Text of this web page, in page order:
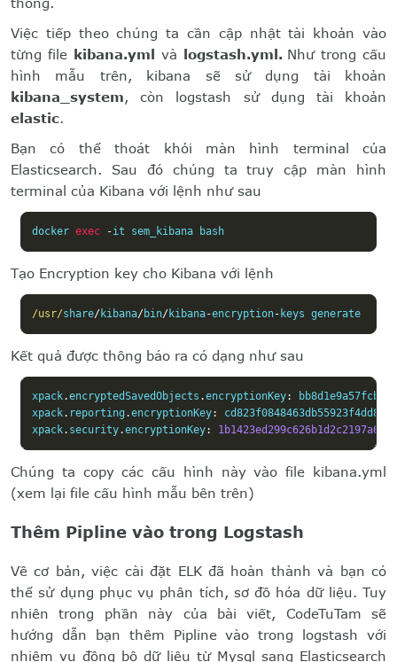
Việc tiếp theo chúng ta cần cập nhật tài khoản vào
từng file
kibana.yml và logstash.yml. Như trong cấu
hình mẫu trên, kibana sẽ sử dụng tài khoản
kibana_system, còn logstash sử dụng tài khoản
elastic.
Bạn có thể thoát khỏi màn hình terminal của
Elasticsearch. Sau đó chúng ta truy cập màn hình
terminal của Kibana với lệnh như sau
docker exec -it sem_kibana bash
Tạo Encryption key cho Kibana với lệnh
/usr/share/kibana/bin/kibana-encryption- keys generate
Kết quả được thông báo ra có dạng như sau
xpack.encryptedSavedObjects .encryptionKey:
xpack. reporting .encryptionKey:
xpack. security.encryptionKey:
Chúng ta copy các cấu hình này vào file kibana.yml
(xem lại file cấu hình mẫu bên trên)
Thêm Pipline vào trong Logstash
Về cơ bản, việc cài đặt ELK đã hoàn thành và bạn có
thể sử dụng phục vụ phân tích, sơ đồ hóa dữ liệu. Tuy
nhiên trong phần này của bài viết, CodeTuTam sẽ
hướng dẫn bạn thêm Pipline vào trong logstash với
nhiệm vụ đồng bộ dữ liệu từ Mysql sang Elasticsearch